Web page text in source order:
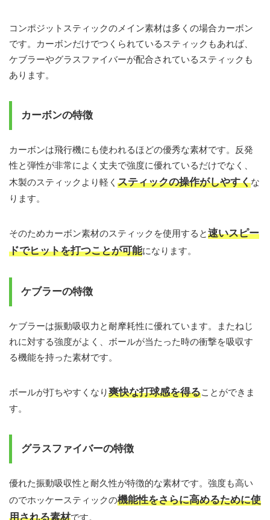
コンポジットスティックのメイン素材は多くの場合カーボン
です。カーボンだけでつくられているスティックもあれば、
ケブラーやグラスファイバーが配合されているスティックも
あります。
カーボンの特徴
カーボンは飛行機にも使われるほどの優秀な素材です。反発
性と弾性が非常によく丈夫で強度に優れているだけでなく、
木製のスティックより軽く スティックの操作がしやすくな
ります。
そのためカーボン素材のスティックを使用すると速いスピー
ドでヒットを打つことが可能になります。
ケブラーの特徴
ケブラーは振動吸収力と耐摩耗性に優れています。またねじ
れに対する強度がよく、ボールが当たった時の衝撃を吸収す
る機能を持った素材です。
ボールが打ちやすくなり爽快な打球感を得ることができま
す。
グラスファイバーの特徴
優れた振動吸収性と耐久性が特徴的な素材です。強度も高い
のでホッケースティックの機能性をさらに高めるために使
用される素材です。